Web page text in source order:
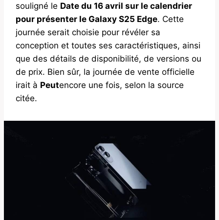
souligné le Date du 16 avril sur le calendrier
pour présenter le Galaxy S25 Edge. Cette
journée serait choisie pour révéler sa
conception et toutes ses caractéristiques, ainsi
que des détails de disponibilité, de versions ou
de prix. Bien sûr, la journée de vente officielle
irait à Peutencore une fois, selon la source
citée.